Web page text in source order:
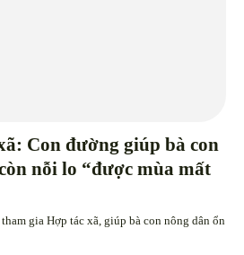
Con đường giúp bà con
nỗi lo “được mùa mất
gia Hợp tác xã, giúp bà con nông dân ổn